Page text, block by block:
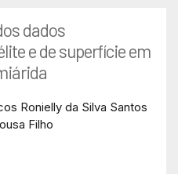
dados
e de superfície em
Ronielly da Silva Santos
Filho